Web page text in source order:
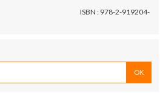
ISBN : 978-2-919204-